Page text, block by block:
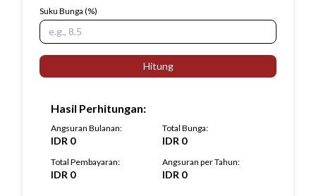
Suku Bunga (%)
Hitung
Hasil Perhitungan:
Angsuran Bulanan:
IDR 0
Total Bunga:
IDR 0
Total Pembayaran:
IDR 0
Angsuran per Tahun:
IDR 0